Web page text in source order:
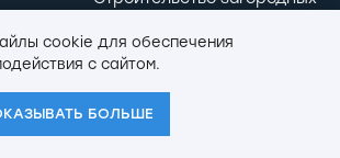
cookie для обеспечения
с сайтом.
БОЛЬШЕ